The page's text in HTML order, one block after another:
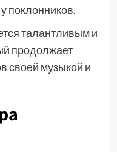
поклонников.
талантливым и
продолжает
своей музыкой и